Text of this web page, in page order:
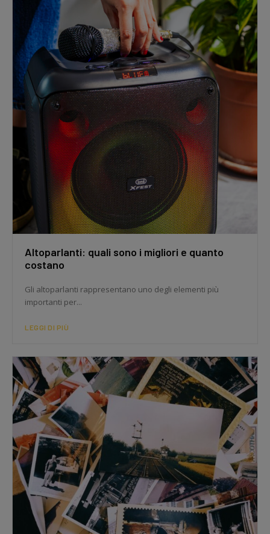
Altoparlanti: quali sono i migliori e quanto
costano
Gli altoparlanti rappresentano uno degli elementi più
importanti per...
LEGGI DI PIÙ